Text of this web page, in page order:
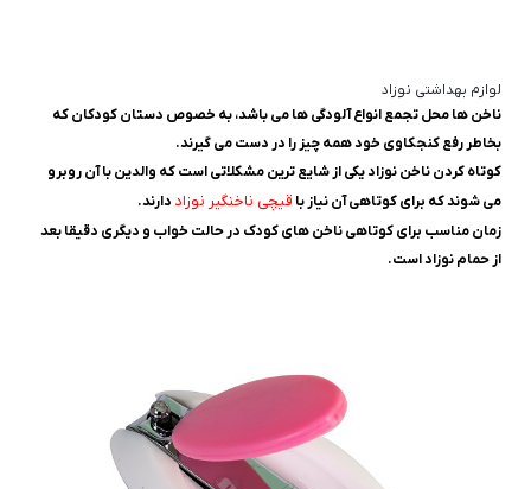
لوازم بهداشتی نوزاد
ناخن ها محل تجمع انواع آلودگی ها می باشد، به خصوص دستان کودکان که
بخاطر رفع کنجکاوی خود همه چیز را در دست می گیرند.
کوتاه کردن ناخن نوزاد یکی از شایع ‌ترین مشکلاتی است که والدین با آن روبرو
می ‌شوند که برای کوتاهی آن نیاز با قیچی ناخنگیر نوزاد دارند.
زمان مناسب برای کوتاهی ناخن های کودک در حالت خواب و دیگری دقیقا بعد
از حمام نوزاد است.